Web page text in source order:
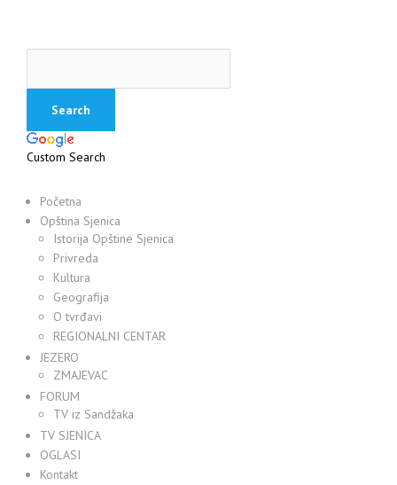
Custom Search
Početna
Opština Sjenica
Istorija Opštine Sjenica
Privreda
Kultura
Geografija
O tvrđavi
REGIONALNI CENTAR
JEZERO
ZMAJEVAC
FORUM
TV iz Sandžaka
TV SJENICA
OGLASI
Kontakt